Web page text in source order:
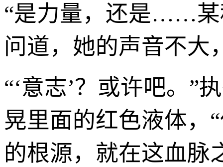
“是力量，还是……某
问道，她的声音不大
“‘意志’？或许吧。”
晃里面的红色液体，
的根源，就在这血脉